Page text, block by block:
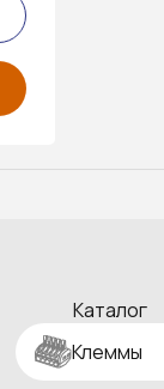
Каталог
Клеммы